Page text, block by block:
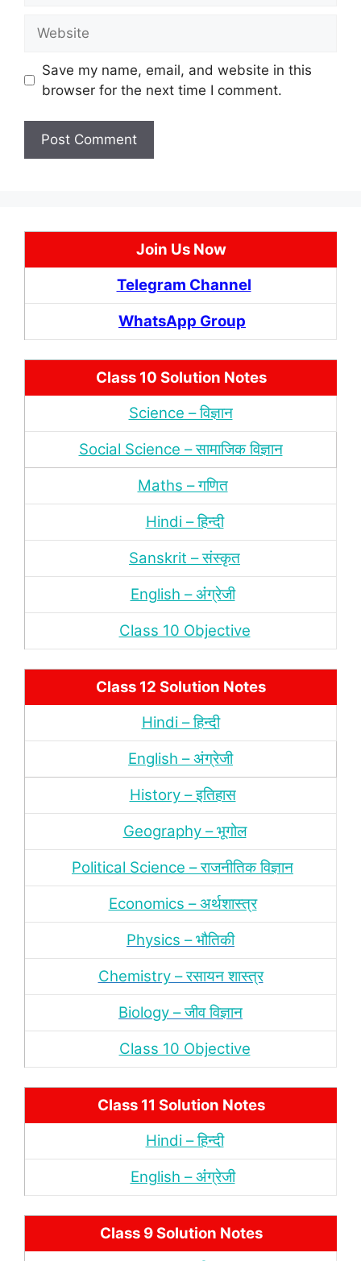
Save my name, email, and website in this
browser for the next time I comment.
Join Us Now
Telegram Channel
WhatsApp Group
Class 10 Solution Notes
Science – विज्ञान
Social Science – सामाजिक विज्ञान
Maths – गणित
Hindi – हिन्‍दी
Sanskrit – संस्‍कृत
English – अंंग्रेजी
Class 10 Objective
Class 12 Solution Notes
Hindi – हिन्‍दी
English – अंग्रेजी
History – इतिहास
Geography – भूगोल
Political Science – राजनीतिक विज्ञान
Economics – अर्थशास्‍त्र
Physics – भौतिकी
Chemistry – रसायन शास्‍त्र
Biology – जीव विज्ञान
Class 10 Objective
Class 11 Solution Notes
Hindi – हिन्‍दी
English – अंंग्रेजी
Class 9 Solution Notes